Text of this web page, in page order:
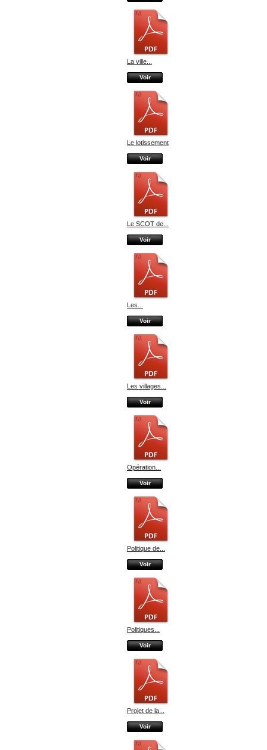
La ville...
Voir
Le lotissement
Voir
Le SCOT de...
Voir
Les...
Voir
Les villages...
Voir
Opération...
Voir
Politique de...
Voir
Politiques...
Voir
Projet de la...
Voir